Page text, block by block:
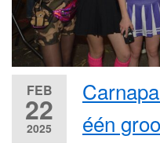
FEB
22
2025
één